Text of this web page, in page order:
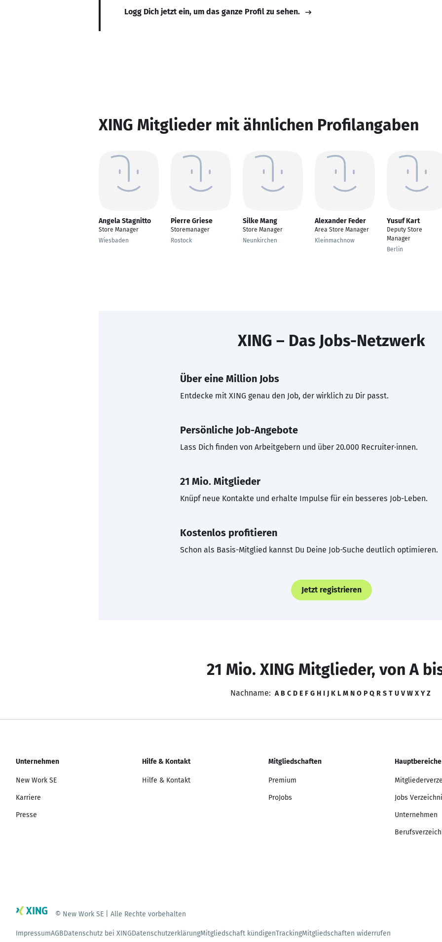
Logg Dich jetzt ein, um das ganze Profil zu sehen.
XING Mitglieder mit ähnlichen Profilangaben
Angela Stagnitto
Store Manager
Wiesbaden
Pierre Griese
Storemanager
Rostock
Silke Mang
Store Manager
Neunkirchen
Alexander Feder
Area Store Manager
Kleinmachnow
Yusuf Kart
Deputy Store
Manager
Berlin
XING – Das Jobs-Netzwerk
Über eine Million Jobs
Entdecke mit XING genau den Job, der wirklich zu Dir passt.
Persönliche Job-Angebote
Lass Dich finden von Arbeitgebern und über 20.000 Recruiter·innen.
21 Mio. Mitglieder
Knüpf neue Kontakte und erhalte Impulse für ein besseres Job-Leben.
Kostenlos profitieren
Schon als Basis-Mitglied kannst Du Deine Job-Suche deutlich optimieren.
Jetzt registrieren
21 Mio. XING Mitglieder, von A
Nachname: A B C D E F G H I J K L M N O P Q R S T U V W X Y Z
Unternehmen
New Work SE
Karriere
Presse
Hilfe & Kontakt
Hilfe & Kontakt
Mitgliedschaften
Premium
ProJobs
Hauptbereiche
Jobs
Unternehmen
© New Work SE | Alle Rechte vorbehalten
ImpressumAGBDatenschutz bei XINGDatenschutzerklärungMitgliedschaft kündigenTrackingMitgliedschaften widerrufen